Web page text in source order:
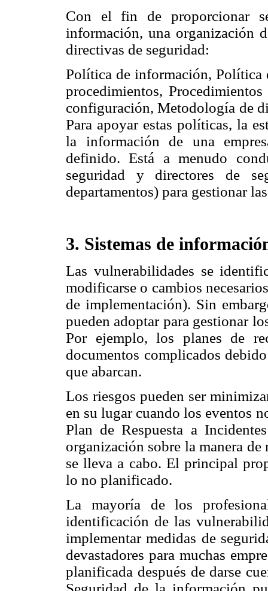
Con el fin de proporcionar
información, una organización
directivas de seguridad:
Política de información, Política
procedimientos,
configuración, Metodología de
Para apoyar estas políticas, la
la información de una
definido. Está a menudo
seguridad y directores de
departamentos) para gestionar
3. Sistemas de
Las vulnerabilidades se
modificarse o cambios
de implementación). Sin
pueden adoptar para gestionar
Por ejemplo, los planes de
documentos complicados
que abarcan.
Los riesgos pueden ser
en su lugar cuando los eventos
Plan de Respuesta a
organización sobre la manera
se lleva a cabo. El principal
lo no planificado.
La mayoría de los
identificación de las
implementar medidas de
devastadores para muchas
planificada después de darse